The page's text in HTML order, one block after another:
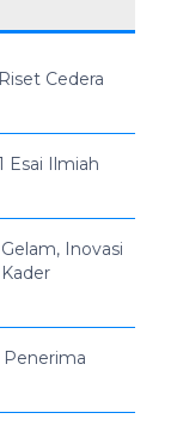
Cedera
Esai Ilmiah
Inovasi
Penerima